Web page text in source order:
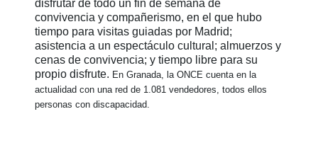
disfrutar de todo un fin de semana de
convivencia y compañerismo, en el que hubo
tiempo para visitas guiadas por Madrid;
asistencia a un espectáculo cultural; almuerzos y
cenas de convivencia; y tiempo libre para su
propio disfrute. En Granada, la ONCE cuenta en la
actualidad con una red de 1.081 vendedores , todos ellos
personas con discapacidad.